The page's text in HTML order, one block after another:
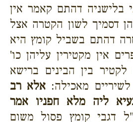
בלישניה דהתם קאמר אין
דסמיך לשון הקטרה אצל
דהתם בשביל קומץ היא
אין מקטירין עליהן כו'
בין הבינים ברישא
מאכילה: אלא רב
ליה מלא חפניו אמר
דגבי קומץ פסול משום